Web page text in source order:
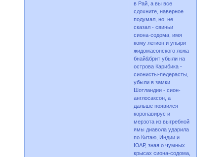
в Рай, а вы все
сдохните, наверное
подумал, но не
сказал - свиньи
сиона-содома, имя
кому легион и упыри
жидомасонского ложа
бнай&брит убыли на
острова Карибика -
сионисты-педерасты,
убыли в замки
Шотландии - сион-
англосаксон, а
дальше появился
коронавирус и
мерзота из выгребной
ямы диавола ударила
по Китаю, Индии и
ЮАР, зная о чумных
крысах сиона-содома,